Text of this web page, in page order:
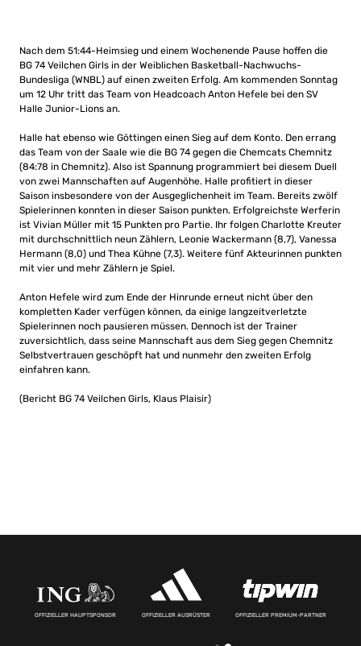
Nach dem 51:44-Heimsieg und einem Wochenende Pause hoffen die
BG 74 Veilchen Girls in der Weiblichen Basketball-Nachwuchs-
Bundesliga (WNBL) auf einen zweiten Erfolg. Am kommenden Sonntag
um 12 Uhr tritt das Team von Headcoach Anton Hefele bei den SV
Halle Junior-Lions an.
Halle hat ebenso wie Göttingen einen Sieg auf dem Konto. Den errang
das Team von der Saale wie die BG 74 gegen die Chemcats Chemnitz
(84:78 in Chemnitz). Also ist Spannung programmiert bei diesem Duell
von zwei Mannschaften auf Augenhöhe. Halle profitiert in dieser
Saison insbesondere von der Ausgeglichenheit im Team. Bereits zwölf
Spielerinnen konnten in dieser Saison punkten. Erfolgreichste Werferin
ist Vivian Müller mit 15 Punkten pro Partie. Ihr folgen Charlotte Kreuter
mit durchschnittlich neun Zählern, Leonie Wackermann (8,7), Vanessa
Hermann (8,0) und Thea Kühne (7,3). Weitere fünf Akteurinnen punkten
mit vier und mehr Zählern je Spiel.
Anton Hefele wird zum Ende der Hinrunde erneut nicht über den
kompletten Kader verfügen können, da einige langzeitverletzte
Spielerinnen noch pausieren müssen. Dennoch ist der Trainer
zuversichtlich, dass seine Mannschaft aus dem Sieg gegen Chemnitz
Selbstvertrauen geschöpft hat und nunmehr den zweiten Erfolg
einfahren kann.
(Bericht BG 74 Veilchen Girls, Klaus Plaisir)
OFFIZIELLER HAUPTSPONSOR OFFIZIELLER AUSRÜSTER OFFIZIELLER PREMIUM-PARTNER